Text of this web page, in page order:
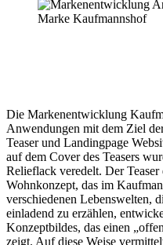
Die Markenentwicklung
Anwendungen mit dem Ziel
Teaser und Landingpage
auf dem Cover des Teasers
Relieflack veredelt. Der
Wohnkonzept, das im
verschiedenen Lebenswelten,
einladend zu erzählen,
Konzeptbildes, das einen
zeigt. Auf diese Weise